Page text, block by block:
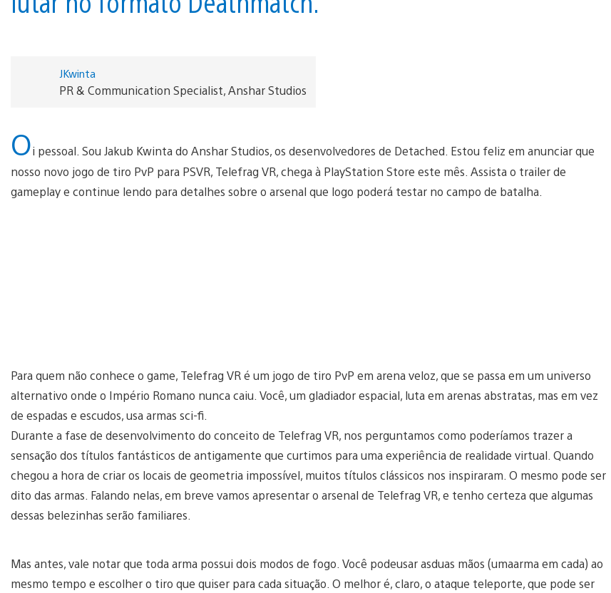
JKwinta
PR & Communication Specialist, Anshar Studios
Oi pessoal. Sou Jakub Kwinta do Anshar Studios, os desenvolvedores de Detached. Estou feliz em anunciar que
nosso novo jogo de tiro PvP para PSVR, Telefrag VR, chega à PlayStation Store este mês. Assista o trailer de
gameplay e continue lendo para detalhes sobre o arsenal que logo poderá testar no campo de batalha.
Para quem não conhece o game, Telefrag VR é um jogo de tiro PvP em arena veloz, que se passa em um universo
alternativo onde o Império Romano nunca caiu. Você, um gladiador espacial, luta em arenas abstratas, mas em vez
de espadas e escudos, usa armas sci-fi.
Durante a fase de desenvolvimento do conceito de Telefrag VR, nos perguntamos como poderíamos trazer a
sensação dos títulos fantásticos de antigamente que curtimos para uma experiência de realidade virtual. Quando
chegou a hora de criar os locais de geometria impossível, muitos títulos clássicos nos inspiraram. O mesmo pode ser
dito das armas. Falando nelas, em breve vamos apresentar o arsenal de Telefrag VR, e tenho certeza que algumas
dessas belezinhas serão familiares.
Mas antes, vale notar que toda arma possui dois modos de fogo. Você podeusar asduas mãos (umaarma em cada) ao
mesmo tempo e escolher o tiro que quiser para cada situação. O melhor é, claro, o ataque teleporte, que pode ser